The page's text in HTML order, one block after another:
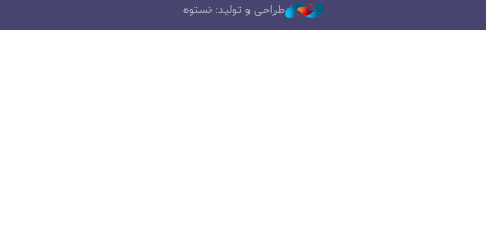
طراحی و تولید: نستوه